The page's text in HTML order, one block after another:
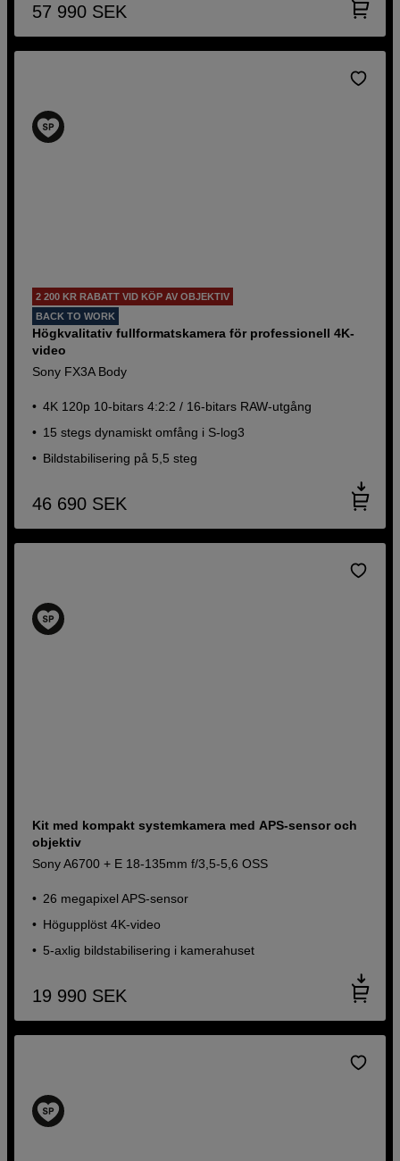
57 990 SEK
2 200 KR RABATT VID KÖP AV OBJEKTIV
BACK TO WORK
Högkvalitativ fullformatskamera för professionell 4K-
video
Sony FX3A Body
4K 120p 10-bitars 4:2:2 / 16-bitars RAW-utgång
15 stegs dynamiskt omfång i S-log3
Bildstabilisering på 5,5 steg
46 690 SEK
Kit med kompakt systemkamera med APS-sensor och
objektiv
Sony A6700 + E 18-135mm f/3,5-5,6 OSS
26 megapixel APS-sensor
Högupplöst 4K-video
5-axlig bildstabilisering i kamerahuset
19 990 SEK